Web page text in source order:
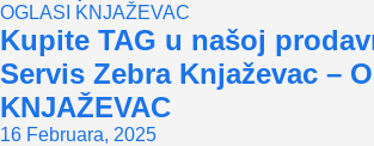
OGLASI KNJAŽEVAC
Kupite TAG u našoj
Servis Zebra Knjaževac –
KNJAŽEVAC
16 Februara, 2025